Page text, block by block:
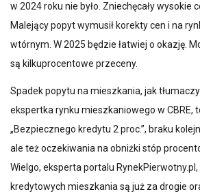
w 2024 roku nie było. Zniechęcały wysokie
Malejący popyt wymusił korekty cen i na
wtórnym. W 2025 będzie łatwiej o okazję.
są kilkuprocentowe przeceny.
Spadek popytu na mieszkania, jak
ekspertka rynku mieszkaniowego w CBRE,
„Bezpiecznego kredytu 2 proc.”, braku
ale też oczekiwania na obniżki stóp
Wielgo, eksperta portalu
kredytowych mieszkania są już za drogie